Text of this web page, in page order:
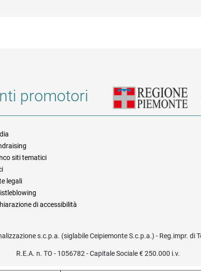
promotori
legali e
siti tematici
legali
di accessibilità
s.c.p.a. (siglabile Ceipiemonte S.c.p.a.) - Reg.impr. di
R.E.A. n. TO - 1056782 - Capitale Sociale € 250.000 i.v.